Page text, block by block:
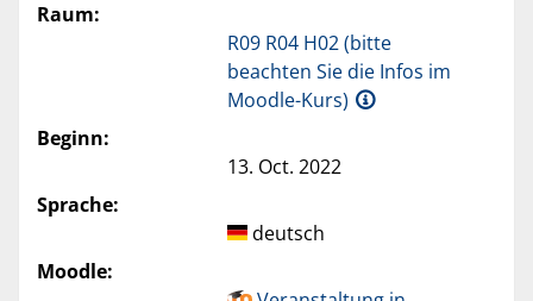
Raum:
R09 R04 H02 (bitte
beachten Sie die Infos im
Moodle-Kurs)
Beginn:
13. Oct. 2022
Sprache:
deutsch
Moodle: